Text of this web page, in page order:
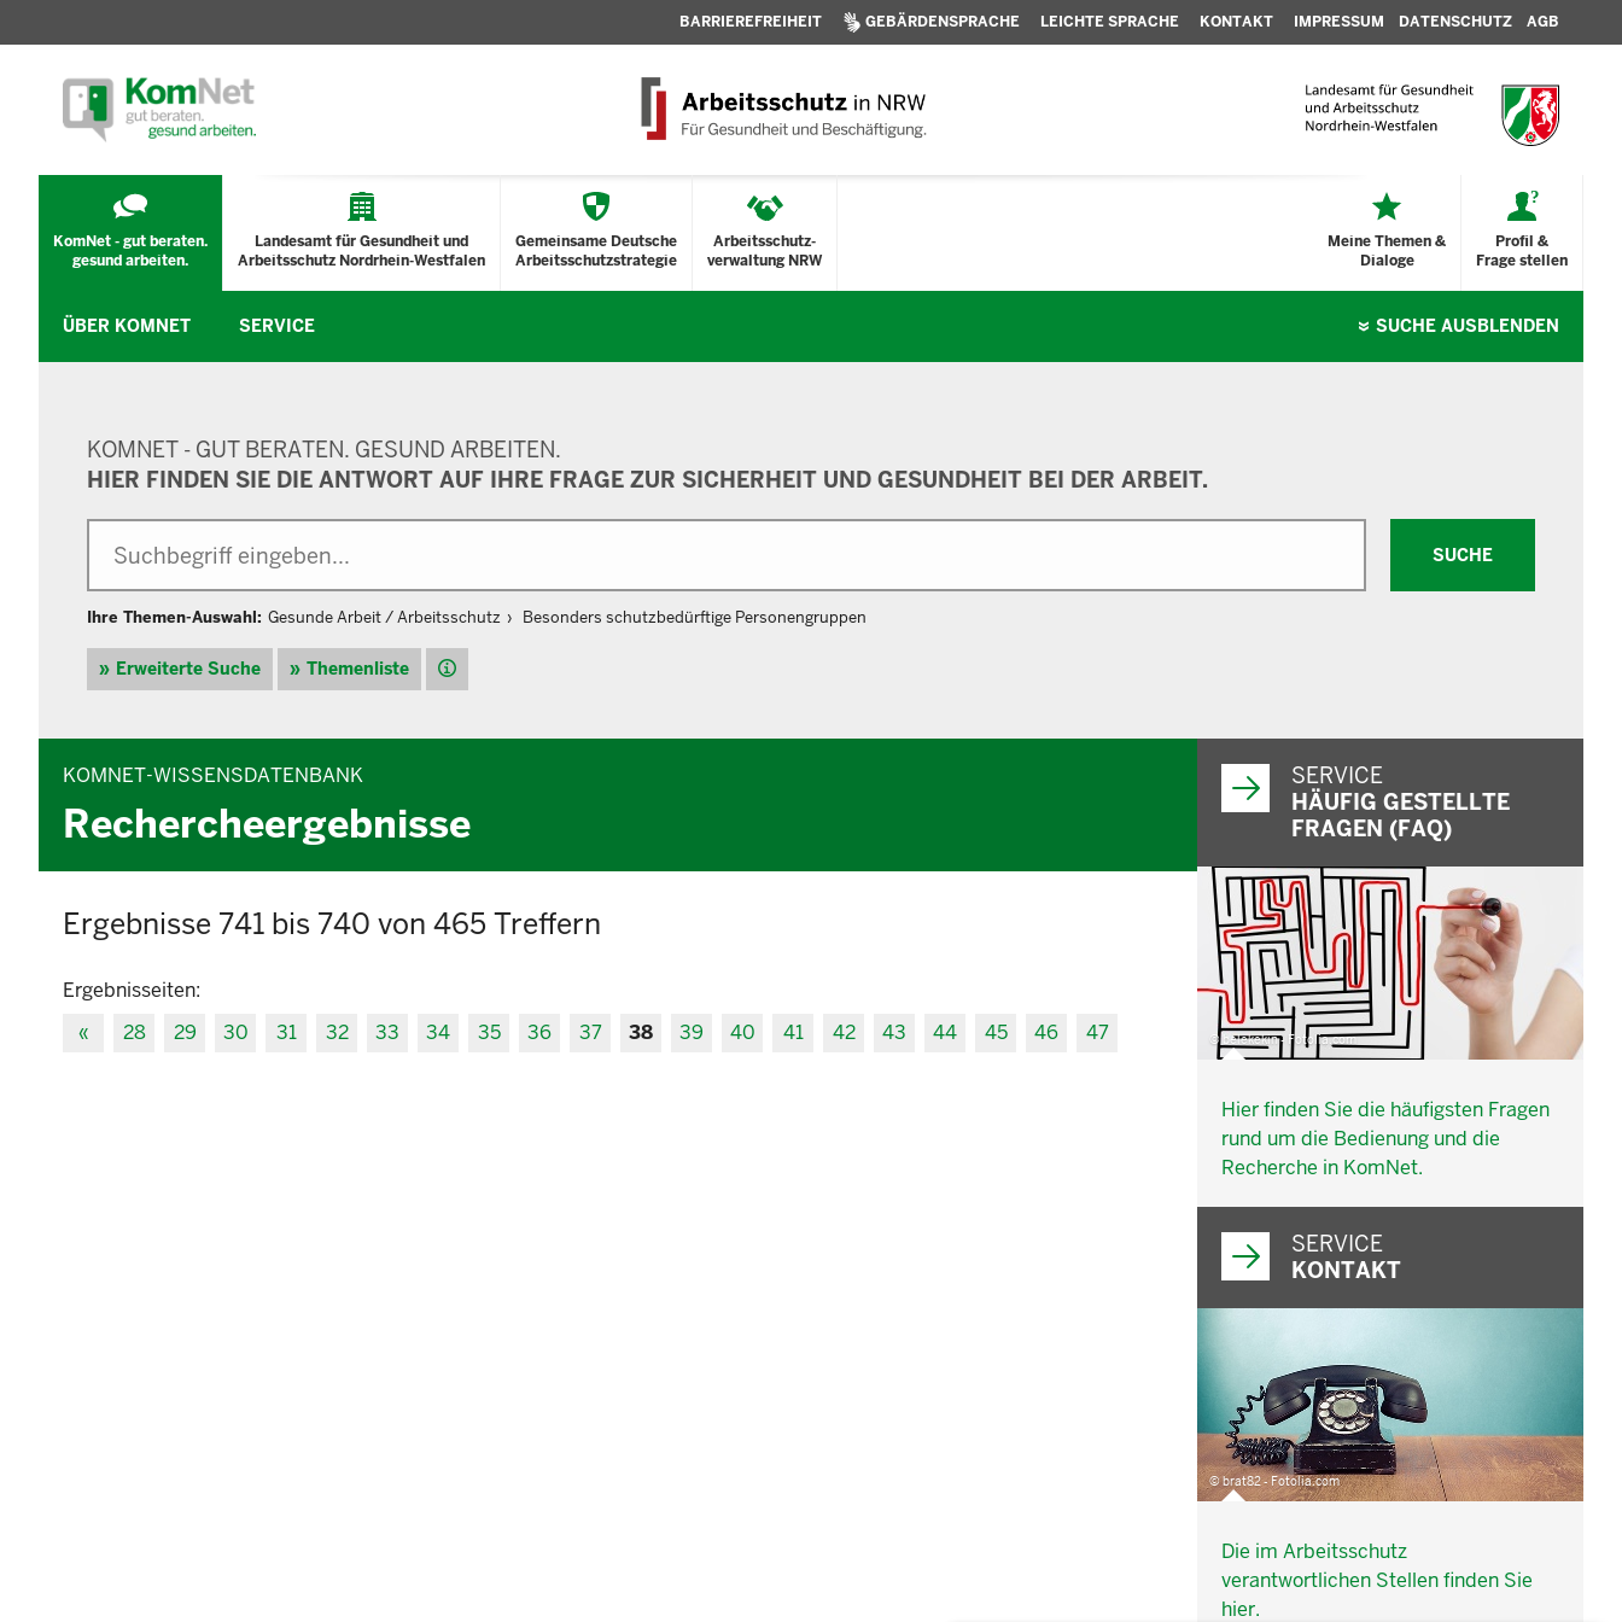
BARRIEREFREIHEIT GEBÄRDENSPRACHE LEICHTE SPRACHE KONTAKT IMPRESSUM DATENSCHUTZ AGB
KomNet - gut beraten.
gesund arbeiten.
Landesamt für Gesundheit und
Arbeitsschutz Nordrhein-Westfalen
Gemeinsame Deutsche
Arbeitsschutzstrategie
Arbeitsschutz-
verwaltung NRW
Profil &
Frage stellen
Meine Themen &
Dialoge
ÜBER KOMNET SERVICE SUCHE AUSBLENDEN
KOMNET - GUT BERATEN. GESUND ARBEITEN.
HIER FINDEN SIE DIE ANTWORT AUF IHRE FRAGE ZUR SICHERHEIT UND GESUNDHEIT BEI DER ARBEIT.
SUCHE
Ihre Themen-Auswahl: Gesunde Arbeit / Arbeitsschutz Besonders schutzbedürftige Personengruppen
Erweiterte Suche Themenliste Hilfe
KOMNET-WISSENSDATENBANK
Rechercheergebnisse
Ergebnisse 741 bis 740 von 465 Treffern
Ergebnisseiten:
«
28 29 30 31 32 33 34 35 36 37 38 39 40 41 42 43 44 45 46 47
SERVICE
HÄUFIG GESTELLTE
FRAGEN (FAQ)
© belekekin - Fotolia.com
Hier finden Sie die häufigsten Fragen
rund um die Bedienung und die
Recherche in KomNet.
SERVICE
KONTAKT
© brat82 - Fotolia.com
Die im Arbeitsschutz
verantwortlichen Stellen finden Sie
hier.